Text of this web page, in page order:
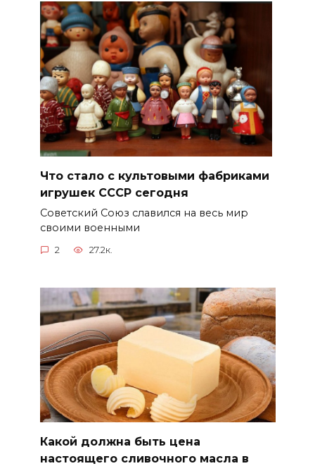
Что стало с культовыми фабриками
игрушек СССР сегодня
Советский Союз славился на весь мир
своими военными
2 27.2к.
Какой должна быть цена
настоящего сливочного масла в